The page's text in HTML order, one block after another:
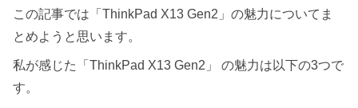
この記事では「ThinkPad X13 Gen2」の魅力についてま
とめようと思います。
私が感じた「ThinkPad X13 Gen2」 の魅力は以下の3つで
す。